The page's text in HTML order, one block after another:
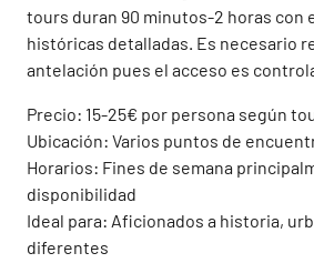
tours duran 90 minutos-2 horas con
históricas detalladas. Es necesario
antelación pues el acceso es
Precio: 15-25€ por persona según
Ubicación: Varios puntos de
Horarios: Fines de semana
disponibilidad
Ideal para: Aficionados a historia,
diferentes